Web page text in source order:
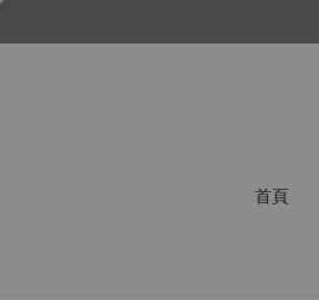
首頁